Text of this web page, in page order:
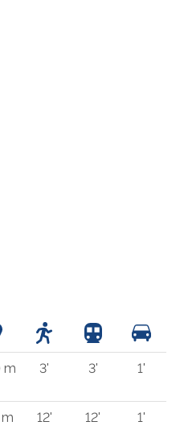
m 3' 3' 1'
12' 12' 1'